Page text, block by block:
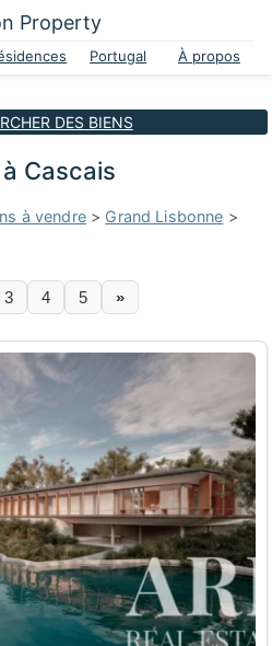
Property
Portugal À propos
DES BIENS
Cascais
à vendre> Grand Lisbonne >
3 4 5 »